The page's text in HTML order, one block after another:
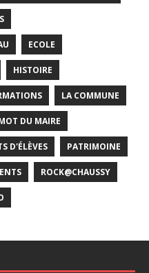
ECOLE
HISTOIRE
LA COMMUNE
DU MAIRE
D'ÉLÈVES PATRIMOINE
ROCK@CHAUSSY